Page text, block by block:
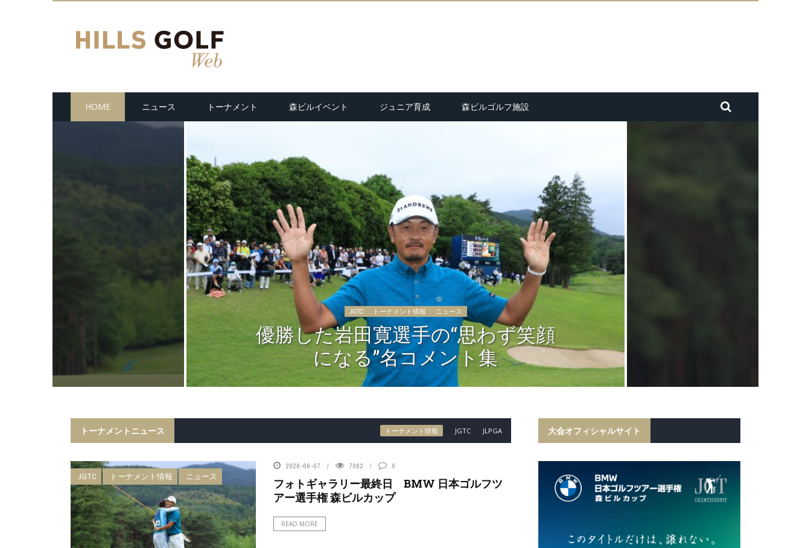
HOME ニュース トーナメント 森ビルイベント ジュニア育成 森ビルゴルフ施設
森ビルカッ
JGTC トーナメント情報 ニュース
優勝した岩田寛選手の“思わず笑顔
になる”名コメント集
トーナメントニュース トーナメント情報 JGTC JLPGA
JGTC トーナメント情報 ニュース
2026-06-07 7082 0
フォトギャラリー最終日 BMW 日本ゴルフツ
アー選手権 森ビルカップ
READ MORE
大会オフィシャルサイト